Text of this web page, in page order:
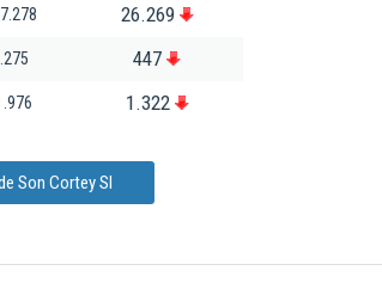
26.269
447
1.322
Son Cortey Sl